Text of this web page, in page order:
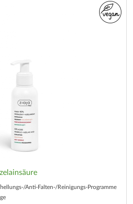
Anti-Falten-/Reinigungs-Programme